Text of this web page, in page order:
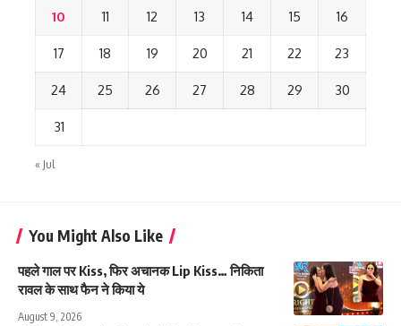
10 11 12 13 14 15 16
17 18 19 20 21 22 23
24 25 26 27 28 29 30
31
« Jul
You Might Also Like
पहले गाल पर Kiss, फिर अचानक Lip Kiss… निकिता
रावल के साथ फैन ने किया ये
August 9, 2026